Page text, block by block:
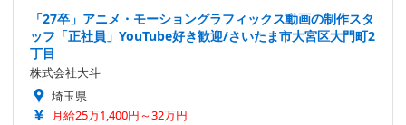
「27卒」アニメ・モーショングラフィックス動画の制作スタ
ッフ「正社員」YouTube好き歓迎/さいたま市大宮区大門町2
丁目
株式会社大斗
埼玉県
月給25万1,400円～32万円